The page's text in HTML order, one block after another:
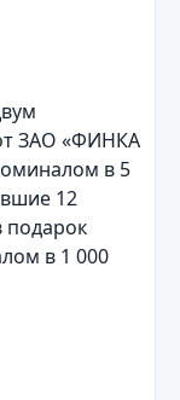
ЗАО «ФИНКА
в 5
12
подарок
в 1 000